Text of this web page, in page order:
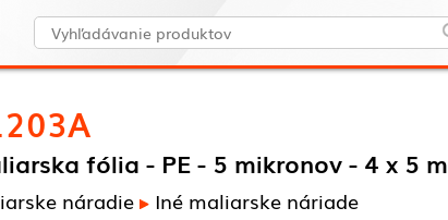
fólia - PE - 5 mikronov - 4 x 5 m
náradie Iné maliarske náriade